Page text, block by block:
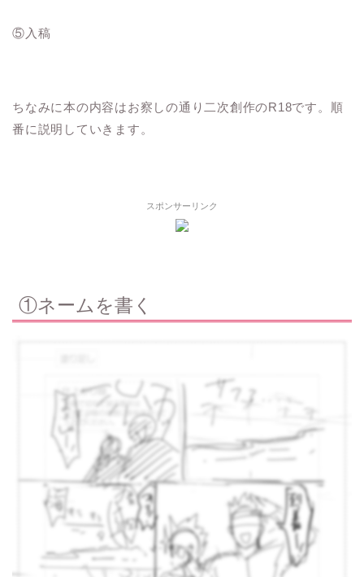
⑤入稿
ちなみに本の内容はお察しの通り二次創作のR18です。順
番に説明していきます。
スポンサーリンク
①ネームを書く